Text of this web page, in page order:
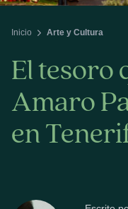
Inicio Arte y Cultura
El tesoro
Amaro
en